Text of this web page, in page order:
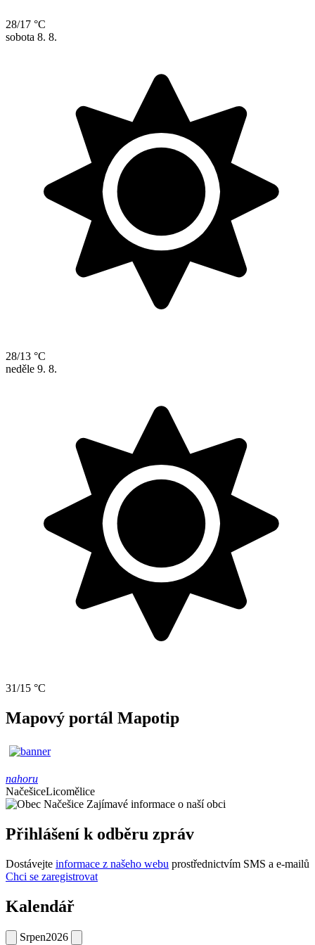
28/17 °C
sobota 8. 8.
28/13 °C
neděle 9. 8.
31/15 °C
Mapový portál Mapotip
nahoru
NačešiceLicomělice
Zajímavé informace o naší obci
Přihlášení k odběru zpráv
Dostávejte informace z našeho webu prostřednictvím SMS a e-mailů
Chci se zaregistrovat
Kalendář
Srpen2026